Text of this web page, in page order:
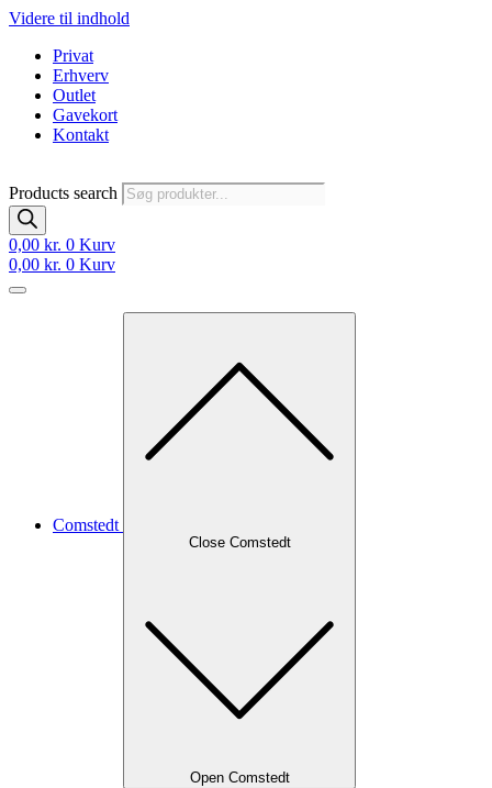
Videre til indhold
Privat
Erhverv
Outlet
Gavekort
Kontakt
Products search
0,00 kr. 0 Kurv
0,00 kr. 0 Kurv
Comstedt
Close Comstedt
Open Comstedt